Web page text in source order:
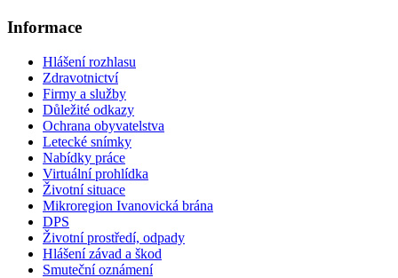
Informace
Hlášení rozhlasu
Zdravotnictví
Firmy a služby
Důležité odkazy
Ochrana obyvatelstva
Letecké snímky
Nabídky práce
Virtuální prohlídka
Životní situace
Mikroregion Ivanovická brána
DPS
Životní prostředí, odpady
Hlášení závad a škod
Smuteční oznámení